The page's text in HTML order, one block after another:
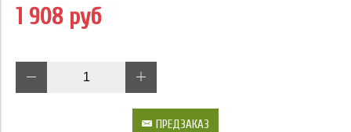
1 908 руб
ПРЕДЗАКАЗ